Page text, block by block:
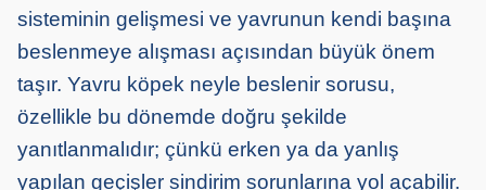
sisteminin gelişmesi ve yavrunun kendi başına
beslenmeye alışması açısından büyük önem
taşır. Yavru köpek neyle beslenir sorusu,
özellikle bu dönemde doğru şekilde
yanıtlanmalıdır; çünkü erken ya da yanlış
yapılan geçişler sindirim sorunlarına yol açabilir.